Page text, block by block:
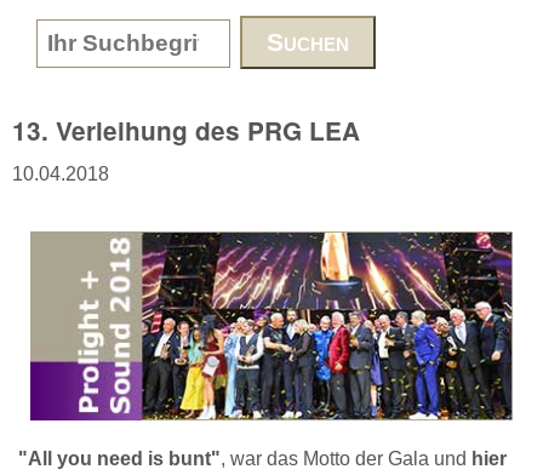
www.DieReferenz.de
Search form
13. Verleihung des PRG LEA
10.04.2018
"All you need is bunt", war das Motto der Gala und hier